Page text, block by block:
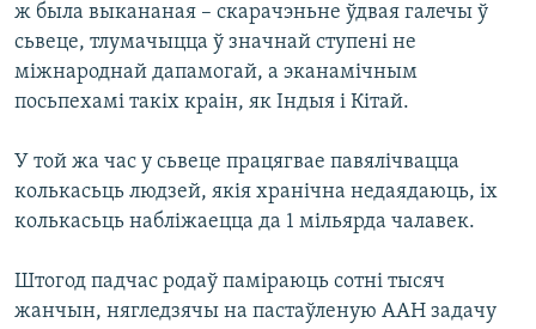
ж была выкананая – скарачэньне ўдвая галечы ў
сьвеце, тлумачыцца ў значнай ступені не
міжнароднай дапамогай, а эканамічным
посьпехамі такіх краін, як Індыя і Кітай.
У той жа час у сьвеце працягвае павялічвацца
колькасьць людзей, якія хранічна недаядаюць, іх
колькасьць набліжаецца да 1 мільярда чалавек.
Штогод падчас родаў паміраюць сотні тысяч
жанчын, нягледзячы на пастаўленую ААН задачу